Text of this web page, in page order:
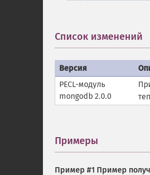
Список изменений
Версия
PECL-модуль
mongodb 2.0.0
Примеры
Пример #1 Пример